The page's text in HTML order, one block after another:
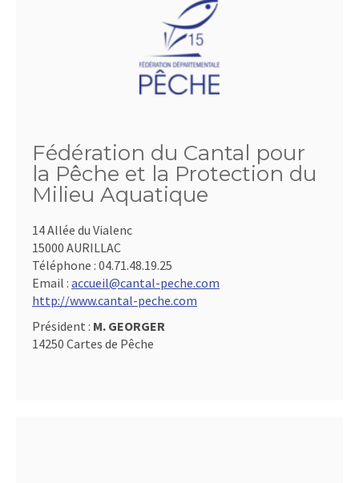
Fédération du Cantal pour
la Pêche et la Protection du
Milieu Aquatique
14 Allée du Vialenc
15000 AURILLAC
Téléphone : 04.71.48.19.25
Email : accueil@cantal-peche.com
http://www.cantal-peche.com
Président : M. GEORGER
14250 Cartes de Pêche